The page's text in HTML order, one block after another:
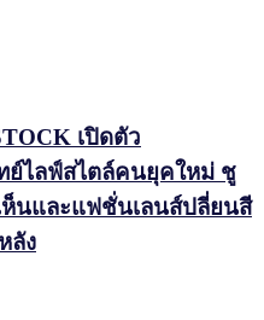
เปิดตัว
ย์ไลฟ์สไตล์คนยุคใหม่ ชู
ห็นและแฟชั่นเลนส์ปลี่ยนสี
ลัง